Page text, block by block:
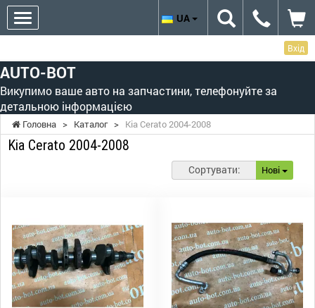
Вхід
AUTO-BOT
Викупимо ваше авто на запчастини, телефонуйте за
детальною інформацією
UA
Головна > Каталог > Kia Cerato 2004-2008
Kia Cerato 2004-2008
Сортувати: Нові